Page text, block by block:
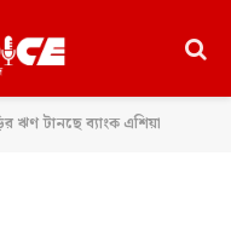
ঋণ টানছে ব্যাংক এশিয়া